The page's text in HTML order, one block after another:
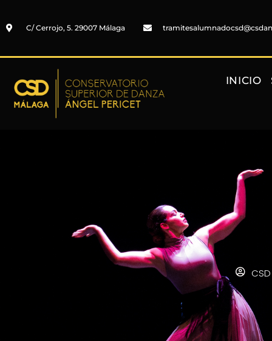
C/ Cerrojo, 5. 29007 Málaga
INICIO